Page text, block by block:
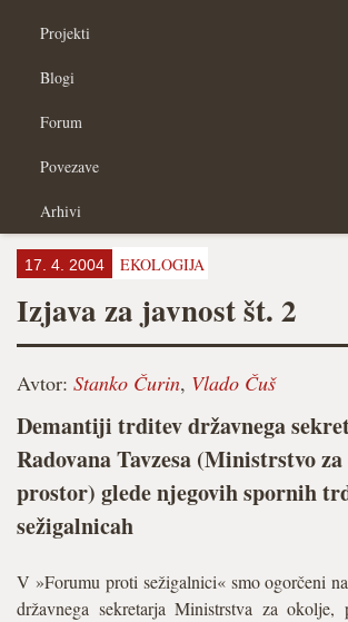
Projekti
Blogi
Forum
Povezave
Arhivi
17. 4. 2004 EKOLOGIJA
Izjava za javnost št. 2
Avtor: Stanko Čurin, Vlado Čuš
Demantiji trditev državnega
Radovana Tavzesa (Ministrstvo
prostor) glede njegovih spornih
sežigalnicah
V »Forumu proti sežigalnici« smo ogorčeni
državnega sekretarja Ministrstva za okolje,